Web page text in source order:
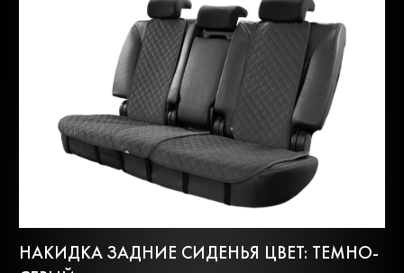
НАКИДКА ЗАДНИЕ СИДЕНЬЯ ЦВЕТ: ТЕМНО-